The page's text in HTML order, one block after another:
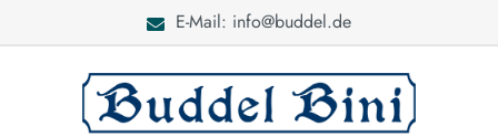
E-Mail: info@buddel.de